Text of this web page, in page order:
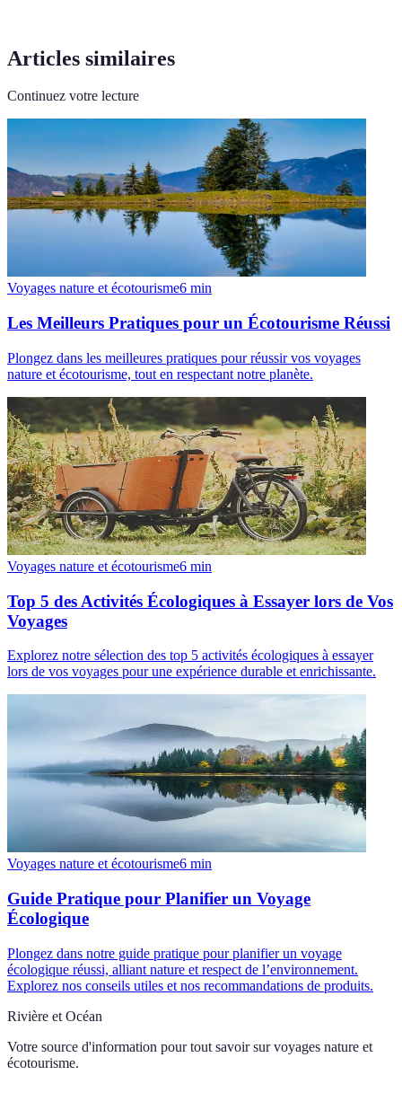
Articles similaires
Continuez votre lecture
Voyages nature et écotourisme6 min
Les Meilleurs Pratiques pour un Écotourisme Réussi
Plongez dans les meilleures pratiques pour réussir vos voyages
nature et écotourisme, tout en respectant notre planète.
Voyages nature et écotourisme6 min
Top 5 des Activités Écologiques à Essayer lors de Vos
Voyages
Explorez notre sélection des top 5 activités écologiques à essayer
lors de vos voyages pour une expérience durable et enrichissante.
Voyages nature et écotourisme6 min
Guide Pratique pour Planifier un Voyage
Écologique
Plongez dans notre guide pratique pour planifier un voyage
écologique réussi, alliant nature et respect de l’environnement.
Explorez nos conseils utiles et nos recommandations de produits.
Rivière et Océan
Votre source d'information pour tout savoir sur voyages nature et
écotourisme.